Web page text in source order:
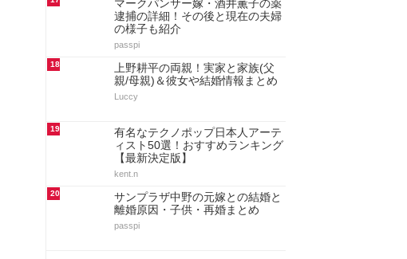
マークパンサー嫁・酒井薫子の薬
逮捕の詳細！その後と現在の夫婦
の様子も紹介
passpi
18
上野耕平の両親！実家と家族(父
親/母親)＆彼女や結婚情報まとめ
Luccy
19
有名なテクノポップ日本人アーテ
ィスト50選！おすすめランキング
【最新決定版】
kent.n
20
サンプラザ中野の元嫁との結婚と
離婚原因・子供・再婚まとめ
passpi